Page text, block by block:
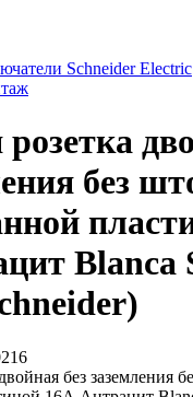
Schneider Electric
без
Blanca